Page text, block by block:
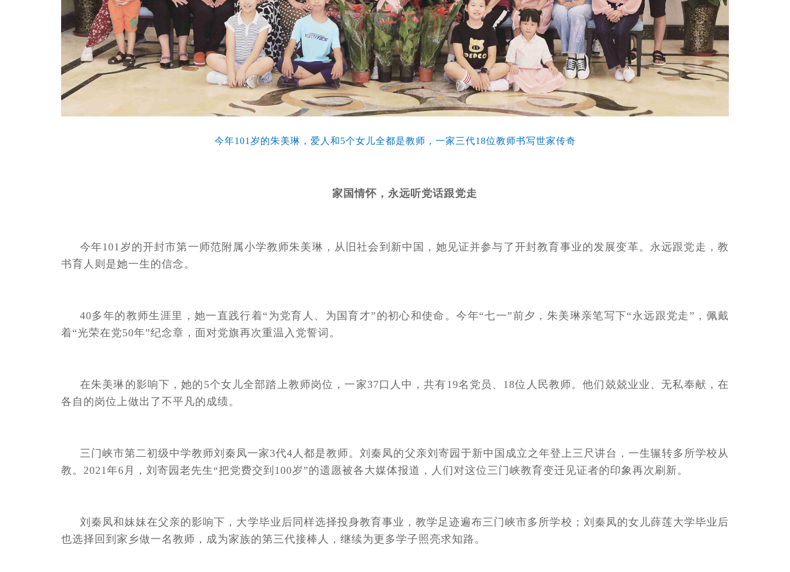
今年101岁的朱美琳，爱人和5个女儿全都是教师，一家三代18位教师书写世家传奇
家国情怀，永远听党话跟党走
今年101岁的开封市第一师范附属小学教师朱美琳，从旧社会到新中国，她见证并参与了开封教育事业的发展变革。永远跟党走，教
书育人则是她一生的信念。
40多年的教师生涯里，她一直践行着“为党育人、为国育才”的初心和使命。今年“七一”前夕，朱美琳亲笔写下“永远跟党走”，佩戴
着“光荣在党50年”纪念章，面对党旗再次重温入党誓词。
在朱美琳的影响下，她的5个女儿全部踏上教师岗位，一家37口人中，共有19名党员、18位人民教师。他们兢兢业业、无私奉献，在
各自的岗位上做出了不平凡的成绩。
三门峡市第二初级中学教师刘秦凤一家3代4人都是教师。刘秦凤的父亲刘寄园于新中国成立之年登上三尺讲台，一生辗转多所学校从
教。2021年6月，刘寄园老先生“把党费交到100岁”的遗愿被各大媒体报道，人们对这位三门峡教育变迁见证者的印象再次刷新。
刘秦凤和妹妹在父亲的影响下，大学毕业后同样选择投身教育事业，教学足迹遍布三门峡市多所学校；刘秦凤的女儿薛莲大学毕业后
也选择回到家乡做一名教师，成为家族的第三代接棒人，继续为更多学子照亮求知路。